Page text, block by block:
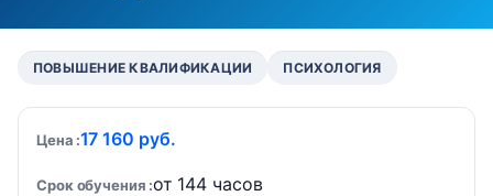
ПОВЫШЕНИЕ КВАЛИФИКАЦИИ ПСИХОЛОГИЯ
Цена 17 160 руб.
Срок обучения от 144 часов